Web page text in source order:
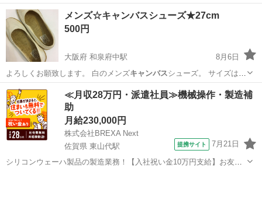
という方のみご連絡お願いいたします‼️ 基本的にお渡し場所は厚別
トライアル、厚別キャッツアイ、大麻ジョイフルですが、平日の仕事
帰りに南郷オフハウスや、白石神社...
北海道 札幌市 森林公園駅 内装、インテリア
ムーヴキャンバス
メンズ☆キャンバスシューズ★27cm
500円
大阪府 和泉府中駅
8月6日
よろしくお願致します。 白のメンズキャンバスシューズ。 サイズは
27cm。 何…
大阪 和泉市 和泉府中駅 靴 キャンバス
≪月収28万円・派遣社員≫機械操作・製造補
助
月給230,000円
株式会社BREXA Next
佐賀県 東山代駅
提携サイト 7月21日
シリコンウェーハ製品の製造業務！【入社祝い金10万円支給】お友達